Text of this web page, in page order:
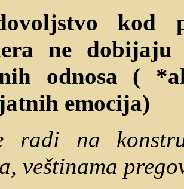
ne
odnosa (
emocija)
radi na
veštinama